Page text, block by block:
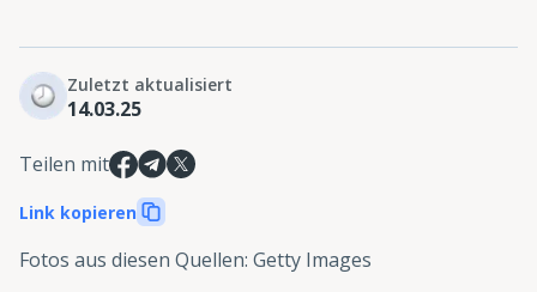
Zuletzt aktualisiert
14.03.25
Teilen mit
Link kopieren
Fotos aus diesen Quellen: Getty Images